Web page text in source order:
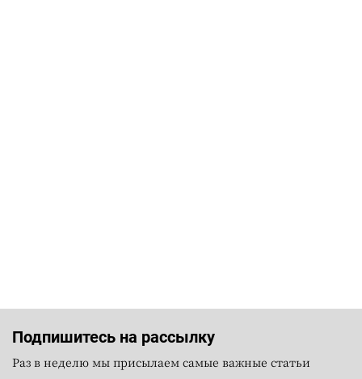
Подпишитесь на рассылку
Раз в неделю мы присылаем самые важные статьи